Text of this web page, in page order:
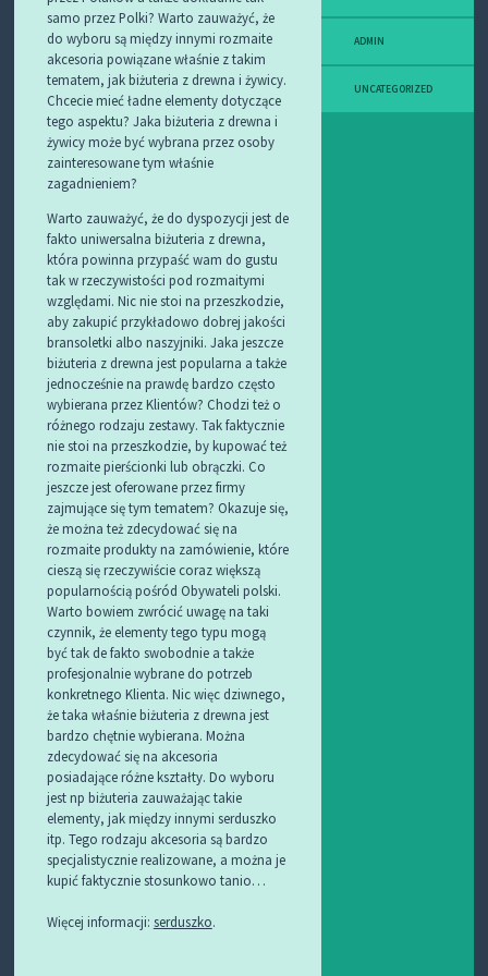
samo przez Polki? Warto zauważyć, że
do wyboru są między innymi rozmaite
akcesoria powiązane właśnie z takim
tematem, jak biżuteria z drewna i żywicy.
Chcecie mieć ładne elementy dotyczące
tego aspektu? Jaka biżuteria z drewna i
żywicy może być wybrana przez osoby
zainteresowane tym właśnie
zagadnieniem?
Warto zauważyć, że do dyspozycji jest de
fakto uniwersalna biżuteria z drewna,
która powinna przypaść wam do gustu
tak w rzeczywistości pod rozmaitymi
względami. Nic nie stoi na przeszkodzie,
aby zakupić przykładowo dobrej jakości
bransoletki albo naszyjniki. Jaka jeszcze
biżuteria z drewna jest popularna a także
jednocześnie na prawdę bardzo często
wybierana przez Klientów? Chodzi też o
różnego rodzaju zestawy. Tak faktycznie
nie stoi na przeszkodzie, by kupować też
rozmaite pierścionki lub obrączki. Co
jeszcze jest oferowane przez firmy
zajmujące się tym tematem? Okazuje się,
że można też zdecydować się na
rozmaite produkty na zamówienie, które
cieszą się rzeczywiście coraz większą
popularnością pośród Obywateli polski.
Warto bowiem zwrócić uwagę na taki
czynnik, że elementy tego typu mogą
być tak de fakto swobodnie a także
profesjonalnie wybrane do potrzeb
konkretnego Klienta. Nic więc dziwnego,
że taka właśnie biżuteria z drewna jest
bardzo chętnie wybierana. Można
zdecydować się na akcesoria
posiadające różne kształty. Do wyboru
jest np biżuteria zauważając takie
elementy, jak między innymi serduszko
itp. Tego rodzaju akcesoria są bardzo
specjalistycznie realizowane, a można je
kupić faktycznie stosunkowo tanio…
Więcej informacji: serduszko.
ADMIN
UNCATEGORIZED